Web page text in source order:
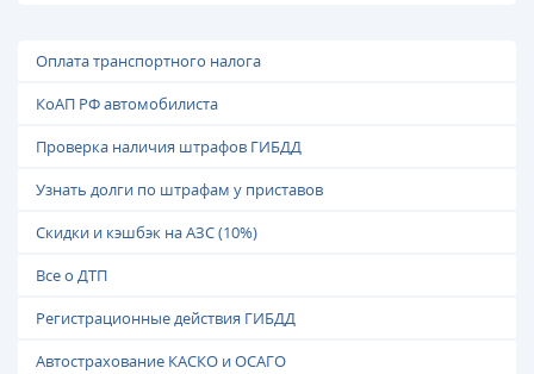
Оплата транспортного налога
КоАП РФ автомобилиста
Проверка наличия штрафов ГИБДД
Узнать долги по штрафам у приставов
Скидки и кэшбэк на АЗС (10%)
Все о ДТП
Регистрационные действия ГИБДД
Автострахование КАСКО и ОСАГО